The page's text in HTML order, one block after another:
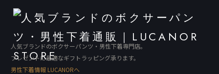
人気ブランドのボクサーパンツ・男性下着専門店。
プレゼントに最適なギフトラッピング承ります。
男性下着情報 LUCANORへ